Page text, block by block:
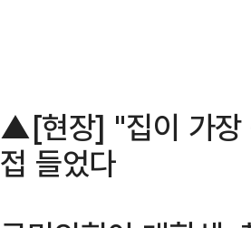
▲[현장] "집이 가장
접 들었다